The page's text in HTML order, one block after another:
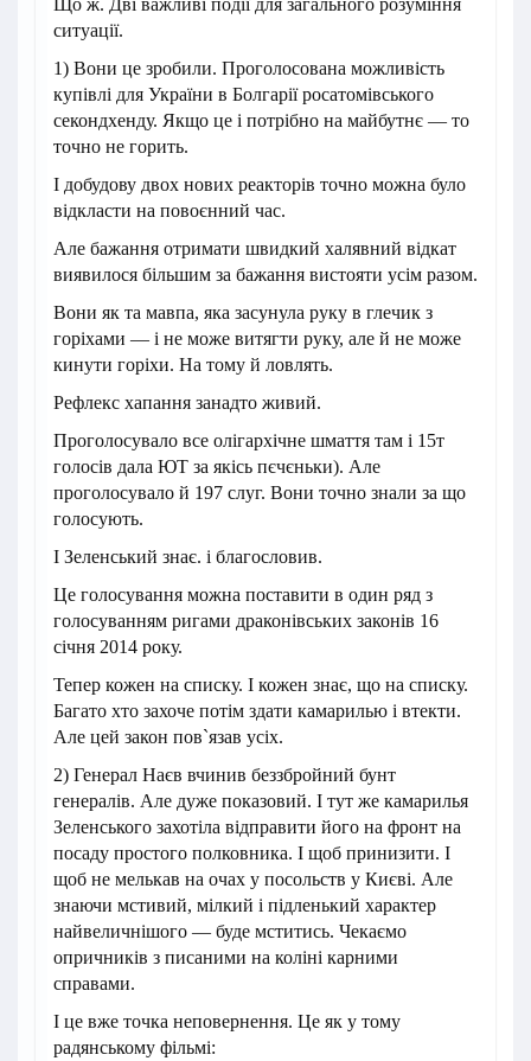
ситуації.
1) Вони це зробили. Проголосована можливість
купівлі для України в Болгарії росатомівського
секондхенду. Якщо це і потрібно на майбутнє — то
точно не горить.
І добудову двох нових реакторів точно можна було
відкласти на повоєнний час.
Але бажання отримати швидкий халявний відкат
виявилося більшим за бажання вистояти усім разом.
Вони як та мавпа, яка засунула руку в глечик з
горіхами — і не може витягти руку, але й не може
кинути горіхи. На тому й ловлять.
Рефлекс хапання занадто живий.
Проголосувало все олігархічне шмаття там і 15т
голосів дала ЮТ за якісь пєчєньки). Але
проголосувало й 197 слуг. Вони точно знали за що
голосують.
І Зеленський знає. і благословив.
Це голосування можна поставити в один ряд з
голосуванням ригами драконівських законів 16
січня 2014 року.
Тепер кожен на списку. І кожен знає, що на списку.
Багато хто захоче потім здати камарилью і втекти.
Але цей закон пов`язав усіх.
2) Генерал Наєв вчинив беззбройний бунт
генералів. Але дуже показовий. І тут же камарилья
Зеленського захотіла відправити його на фронт на
посаду простого полковника. І щоб принизити. І
щоб не мелькав на очах у посольств у Києві. Але
знаючи мстивий, мілкий і підленький характер
найвеличнішого — буде мститись. Чекаємо
опричників з писаними на коліні карними
справами.
І це вже точка неповернення. Це як у тому
радянському фільмі: